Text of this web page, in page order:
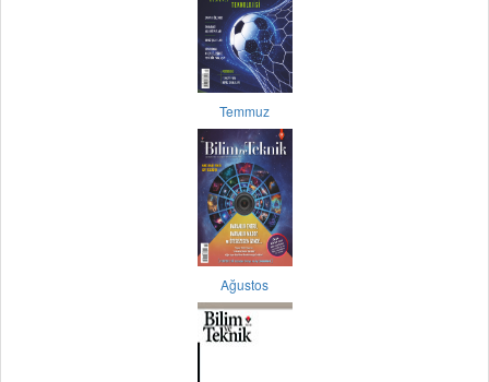
Temmuz
Ağustos